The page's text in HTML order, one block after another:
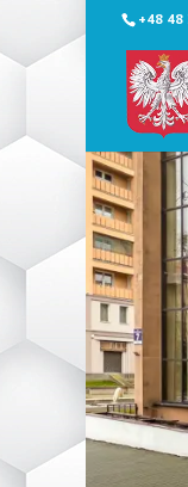
+48 48